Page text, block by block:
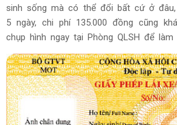
sinh sống mà có thể đổi bất cứ ở
5 ngày, chi phí 135.000 đồng cũng
chụp hình ngay tại Phòng QLSH để làm